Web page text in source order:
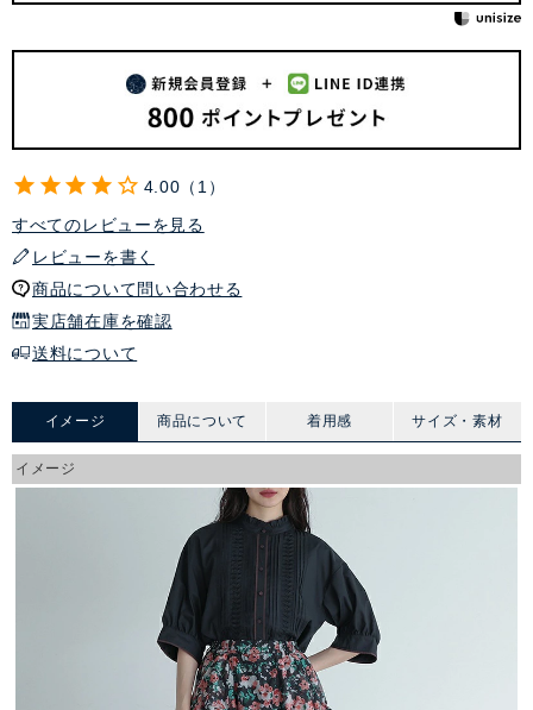
4.00
1
すべてのレビューを見る
レビューを書く
商品について問い合わせる
実店舗在庫を確認
送料について
イメージ 商品について 着用感 サイズ・素材
イメージ